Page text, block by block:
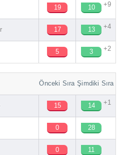
19 10 +9
17 13 +4
5 3 +2
Önceki Sıra Şimdiki Sıra
15 14 +1
0 28
0 11